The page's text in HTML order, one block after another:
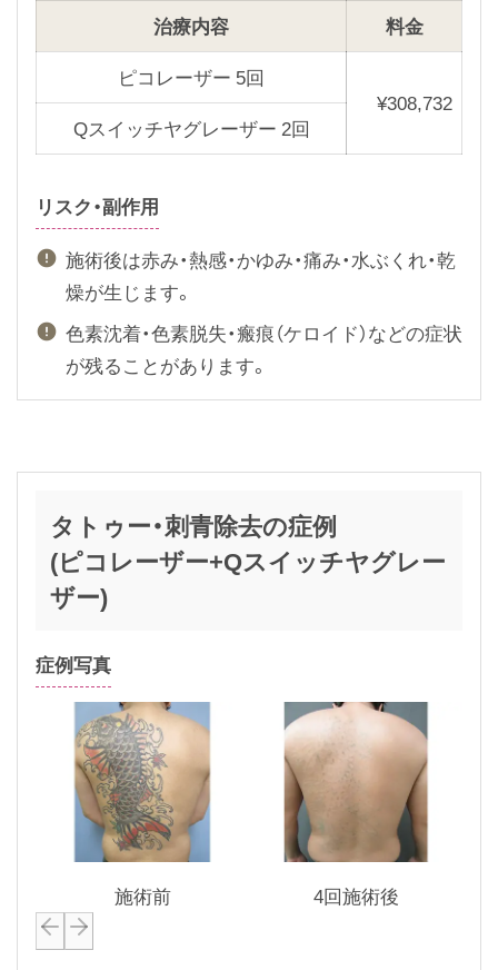
e
o
s
l
i
d
e
x
l
i
e
治療内容
料金
ピコレーザー 5回
¥308,732
Qスイッチヤグレーザー 2回
リスク・副作用
施術後は赤み・熱感・かゆみ・痛み・水ぶくれ・乾
燥が生じます。
色素沈着・色素脱失・瘢痕（ケロイド）などの症状
が残ることがあります。
タトゥー・刺青除去の症例
(ピコレーザー+Qスイッチヤグレー
ザー)
症例写真
施術前
4回施術後
P